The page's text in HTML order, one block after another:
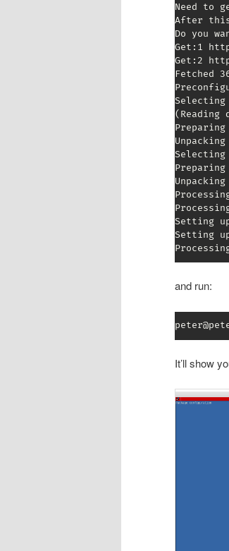
Need to
After
Do you
Get:1
Get:2
Fetched
Selecting
Selecting
Setting
Setting
and run:
It’ll show